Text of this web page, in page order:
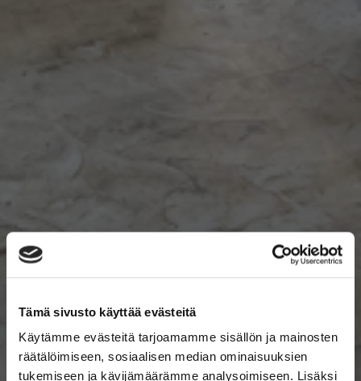
Tämä sivusto käyttää evästeitä
Käytämme evästeitä tarjoamamme sisällön ja mainosten
räätälöimiseen, sosiaalisen median ominaisuuksien
tukemiseen ja kävijämäärämme analysoimiseen. Lisäksi